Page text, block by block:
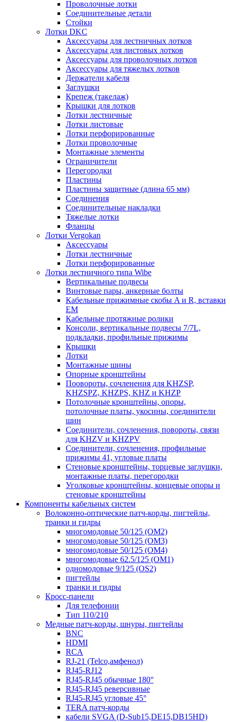
Проволочные лотки
Соединительные детали
Стойки
Лотки DKC
Аксессуары для лестничных лотков
Аксессуары для листовых лотков
Аксессуары для проволочных лотков
Аксессуары для тяжелых лотков
Держатели кабеля
Заглушки
Крепеж (такелаж)
Крышки для лотков
Лотки лестничные
Лотки листовые
Лотки перфорированные
Лотки проволочные
Монтажные элементы
Ограничители
Перегородки
Пластины
Пластины защитные (длина 65 мм)
Соединения
Соединительные накладки
Тяжелые лотки
Фланцы
Лотки Vergokan
Аксессуары
Лотки лестничные
Лотки перфорированные
Лотки лестничного типа Wibe
Вертикальные подвесы
Винтовые пары, анкерные болты
Кабельные прижимные скобы A и R, вставки
EM
Кабельные протяжные ролики
Консоли, вертикальные подвесы 7/7L,
подкладки, профильные прижимы
Крышки
Лотки
Монтажные шины
Опорные кронштейны
Поовороты, сочленения для KHZSP,
KHZSPZ, KHZPS, KHZ и KHZP
Потолочные кронштейны, опоры,
потолочные платы, укосины, соединители
шин
Соединители, сочленения, повороты, связи
для KHZV и KHZPV
Соединители, сочленения, профильные
прижимы 41, угловые платы
Стеновые кронштейны, торцевые заглушки,
монтажные платы, перегородки
Уголковые кронштейны, концевые опоры и
стеновые кронштейны
Компоненты кабельных систем
Волоконно-оптические патч-корды, пигтейлы,
транки и гидры
многомодовые 50/125 (OM2)
многомодовые 50/125 (OM3)
многомодовые 50/125 (OM4)
многомодовые 62.5/125 (OM1)
одномодовые 9/125 (OS2)
пигтейлы
транки и гидры
Кросс-панели
Для телефонии
Тип 110/210
Медные патч-корды, шнуры, пигтейлы
BNC
HDMI
RCA
RJ-21 (Telco,амфенол)
RJ45-RJ12
RJ45-RJ45 обычные 180°
RJ45-RJ45 реверсивные
RJ45-RJ45 угловые 45°
TERA патч-корды
кабели SVGA (D-Sub15,DE15,DB15HD)